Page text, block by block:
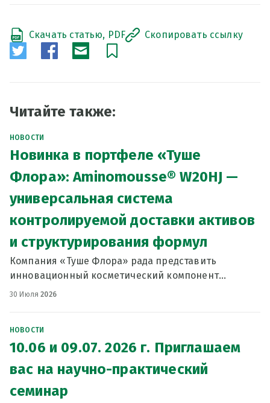
Скачать статью, PDF Скопировать ссылку
Читайте также:
НОВОСТИ
Новинка в портфеле «Туше
Флора»: Aminomousse® W20HJ —
универсальная система
контролируемой доставки активов
и структурирования формул
Компания «Туше Флора» рада представить
инновационный косметический компонент
Aminomousse® W20HJ— уникальную разработку на
30 Июля2026
НОВОСТИ
10.06 и 09.07. 2026 г. Приглашаем
вас на научно-практический
семинар